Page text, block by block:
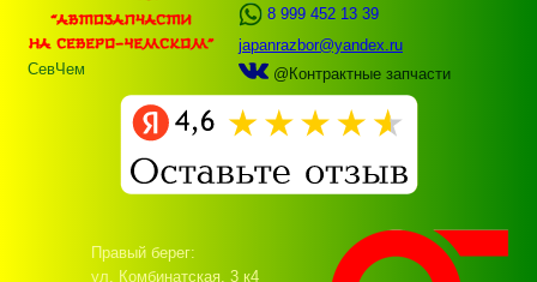
СевЧем
8 999 452 13 39
japanrazbor@yandex.ru
@Контрактные запчасти
Правый берег:
ул. Комбинатская, 3 к4